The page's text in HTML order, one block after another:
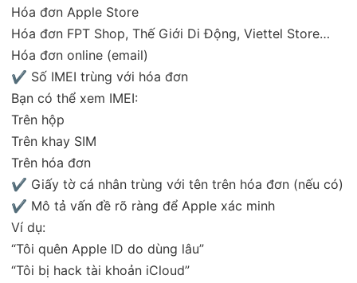
Hóa đơn Apple Store
Hóa đơn FPT Shop, Thế Giới Di Động, Viettel Store…
Hóa đơn online (email)
✔ Số IMEI trùng với hóa đơn
Bạn có thể xem IMEI:
Trên hộp
Trên khay SIM
Trên hóa đơn
✔ Giấy tờ cá nhân trùng với tên trên hóa đơn (nếu có)
✔ Mô tả vấn đề rõ ràng để Apple xác minh
Ví dụ:
“Tôi quên Apple ID do dùng lâu”
“Tôi bị hack tài khoản iCloud”